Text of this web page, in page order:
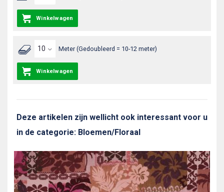
Winkelwagen
Meter (Gedoubleerd = 10-12 meter)
Winkelwagen
Deze artikelen zijn wellicht ook interessant voor u
in de categorie: Bloemen/Floraal